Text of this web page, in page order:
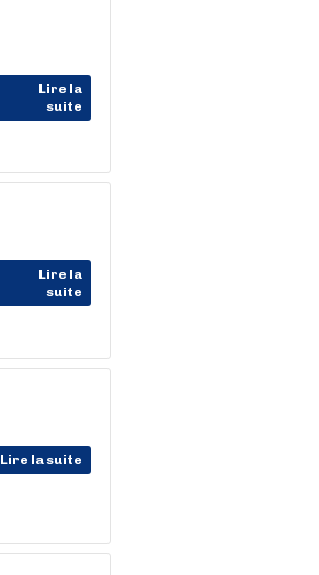
Lire la
suite
Lire la
suite
Lire la suite